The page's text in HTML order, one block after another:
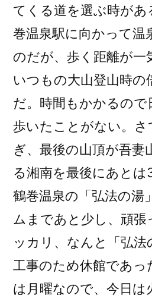
てくる道を選ぶ時が
巻温泉駅に向かって温
のだが、歩く距離が一
いつもの大山登山時の
だ。時間もかかるので
歩いたことがない。さ
ぎ、最後の山頂が吾妻
る湘南を最後にあと
鶴巻温泉の「弘法の湯
ムまであと少し、頑
ッカリ、なんと「弘法
工事のため休館であっ
は月曜なので、今日は